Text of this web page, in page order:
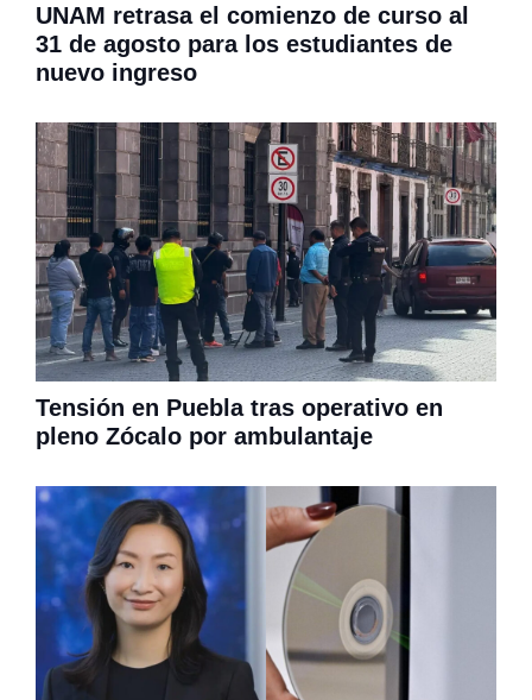
UNAM retrasa el comienzo de curso al
31 de agosto para los estudiantes de
nuevo ingreso
Tensión en Puebla tras operativo en
pleno Zócalo por ambulantaje